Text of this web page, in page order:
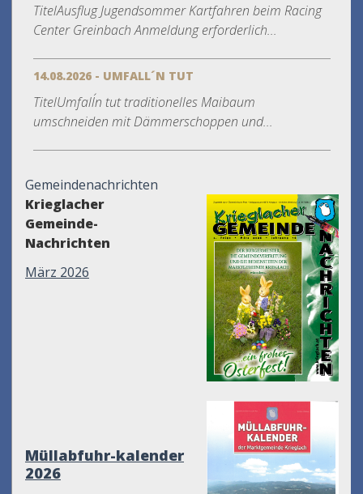
TitelAusflug Jugendsommer Kartfahren beim Racing
Center Greinbach Anmeldung erforderlich...
14.08.2026 - UMFALL´N TUT
TitelUmfall´n tut traditionelles Maibaum
umschneiden mit Dämmerschoppen und...
Gemeindenachrichten
Krieglacher
Gemeinde-
Nachrichten
März 2026
Müllabfuhr-kalender
2026